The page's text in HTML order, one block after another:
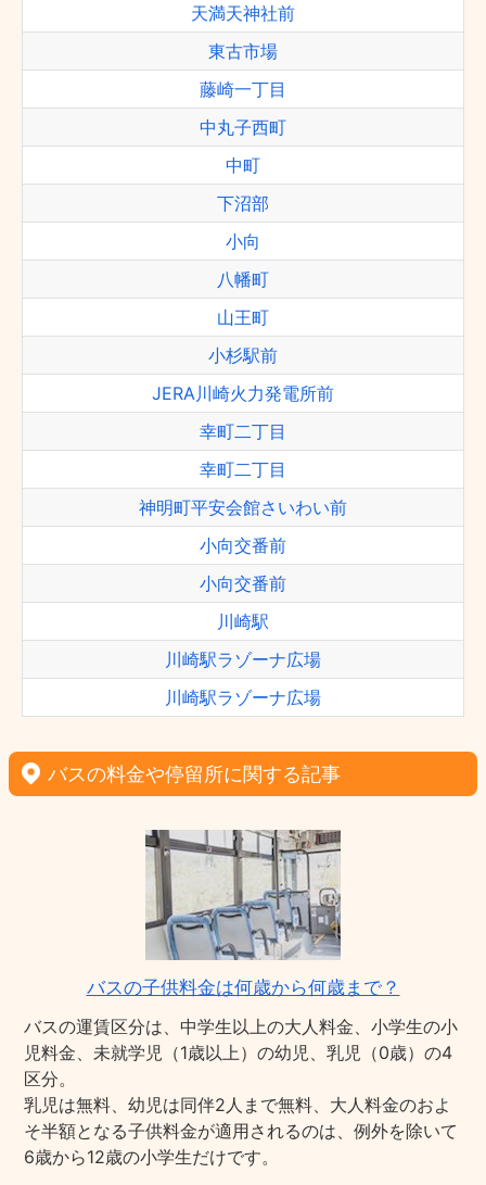
天満天神社前
東古市場
藤崎一丁目
中丸子西町
中町
下沼部
小向
八幡町
山王町
小杉駅前
JERA川崎火力発電所前
幸町二丁目
幸町二丁目
神明町平安会館さいわい前
小向交番前
小向交番前
川崎駅
川崎駅ラゾーナ広場
川崎駅ラゾーナ広場
バスの料金や停留所に関する記事
バスの子供料金は何歳から何歳まで？
バスの運賃区分は、中学生以上の大人料金、小学生の小
児料金、未就学児（1歳以上）の幼児、乳児（0歳）の4
区分。
乳児は無料、幼児は同伴2人まで無料、大人料金のおよ
そ半額となる子供料金が適用されるのは、例外を除いて
6歳から12歳の小学生だけです。